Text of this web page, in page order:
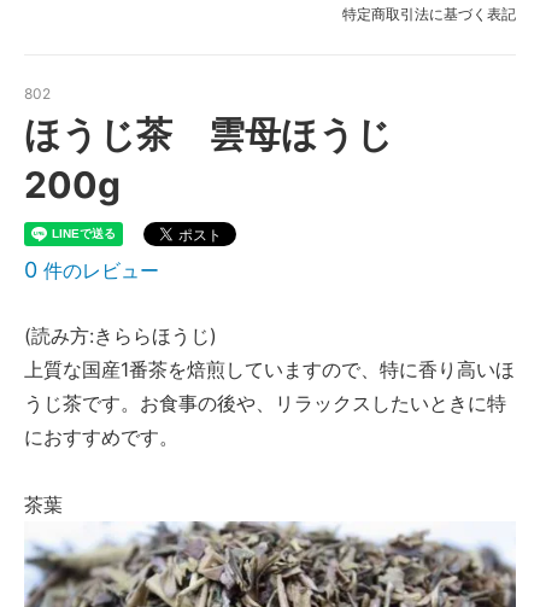
特定商取引法に基づく表記
802
ほうじ茶 雲母ほうじ
200g
0 件のレビュー
(読み方:きららほうじ)
上質な国産1番茶を焙煎していますので、特に香り高いほ
うじ茶です。お食事の後や、リラックスしたいときに特
におすすめです。
茶葉